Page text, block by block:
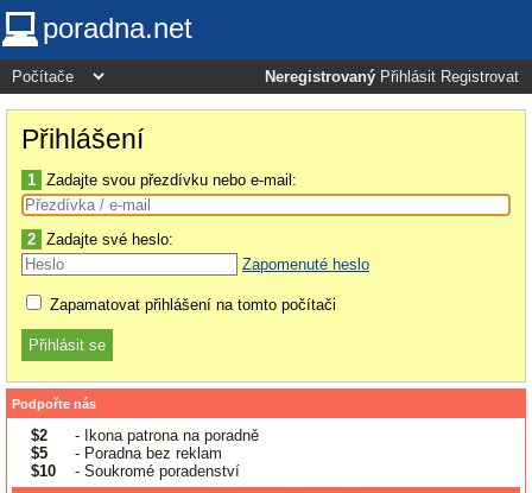
poradna.net
Neregistrovaný Přihlásit Registrovat
Přihlášení
1 Zadajte svou přezdívku nebo e-mail:
2 Zadajte své heslo:
Zapomenuté heslo
Zapamatovat přihlášení na tomto počítači
Podpořte nás
$2
- Ikona patrona na poradně
$5
- Poradna bez reklam
$10
- Soukromé poradenství